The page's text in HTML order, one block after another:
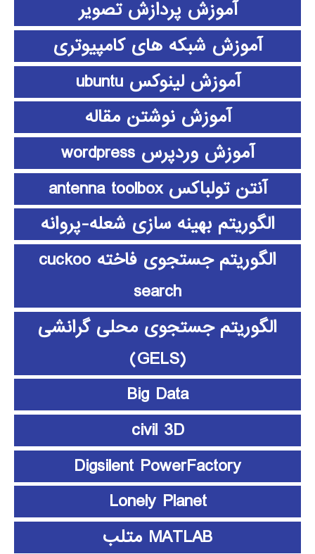
آموزش پردازش تصویر
آموزش شبکه های کامپیوتری
آموزش لینوکس ubuntu
آموزش نوشتن مقاله
آموزش وردپرس wordpress
آنتن تولباکس antenna toolbox
الگوریتم بهینه سازی شعله-پروانه
الگوریتم جستجوی فاخته cuckoo
search
الگوریتم جستجوی محلی گرانشی
(GELS)
Big Data
civil 3D
Digsilent PowerFactory
Lonely Planet
MATLAB متلب